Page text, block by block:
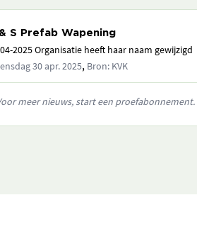
S Prefab Wapening
2025 Organisatie heeft haar naam gewijzigd
30 apr. 2025, Bron: KVK
meer nieuws, start een proefabonnement.